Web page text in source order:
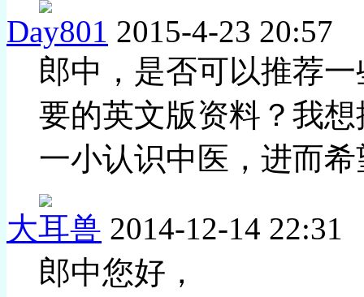
Day801 2015-4-23 20:57
郎中，是否可以推荐
要的英文版资料？我
一小认识中医，进而
大耳兽 2014-12-14 22:31
郎中您好，